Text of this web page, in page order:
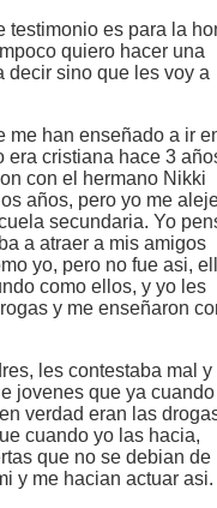
testimonio es para la
quiero hacer una
decir sino que les voy a
me han enseñado a ir
era cristiana hace 3
con el hermano Nikki
años, pero yo me
secundaria. Yo
a atraer a mis amigos
yo, pero no fue asi,
como ellos, y yo les
y me enseñaron
les contestaba mal y
jovenes que ya cuando
verdad eran las
cuando yo las hacia,
que no se debian de
y me hacian actuar asi.